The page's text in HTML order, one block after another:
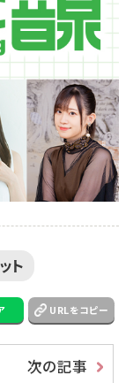
ト
URLをコピー
次の記事